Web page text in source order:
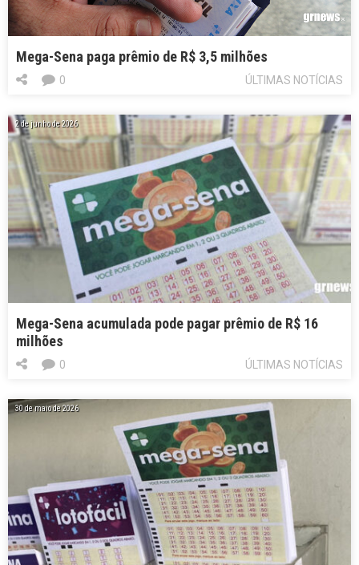
Mega-Sena paga prêmio de R$ 3,5 milhões
ÚLTIMAS NOTÍCIAS
0
2 de junho de 2026
Mega-Sena acumulada pode pagar prêmio de R$ 16
milhões
ÚLTIMAS NOTÍCIAS
0
30 de maio de 2026